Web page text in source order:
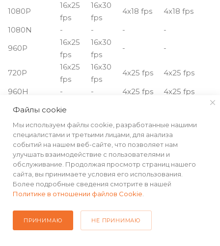
1080P
16x25
fps
16x30
fps
4x18 fps
4x18 fps
1080N
- - -
-
960P
16x25
fps
16x30
fps
- -
720P
16x25
fps
16x30
fps
4x25 fps
4x25 fps
960H
- - 4x25 fps
4x25 fps
D1
КАТАЛОГ
ПОМОЩЬ
Файлы cookie
Мы используем файлы cookie, разработанные нашими
специалистами и третьими лицами, для анализа
событий на нашем веб-сайте, что позволяет нам
улучшать взаимодействие с пользователями и
обслуживание. Продолжая просмотр страниц нашего
сайта, вы принимаете условия его использования.
Более подробные сведения смотрите в нашей
Политике в отношении файлов Cookie
ПРИНИМАЮ НЕ ПРИНИМАЮ